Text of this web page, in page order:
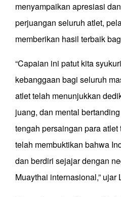
menyampaikan apresiasi
perjuangan seluruh atlet,
memberikan hasil terbaik
“Capaian ini patut kita
kebanggaan bagi seluruh
atlet telah menunjukkan
juang, dan mental
tengah persaingan para
telah membuktikan bahwa
dan berdiri sejajar dengan
Muaythai internasional,” ujar